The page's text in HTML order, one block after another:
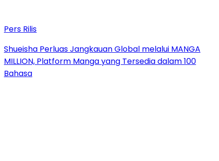
Pers Rilis
Shueisha Perluas Jangkauan Global melalui MANGA
MILLION, Platform Manga yang Tersedia dalam 100
Bahasa